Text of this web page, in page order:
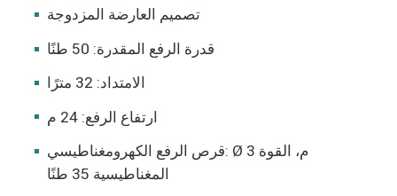
تصميم العارضة المزدوجة
قدرة الرفع المقدرة: 50 طنًا
الامتداد: 32 مترًا
ارتفاع الرفع: 24 م
قرص الرفع الكهرومغناطيسي: Ø 3 م، القوة
المغناطيسية 35 طنًا